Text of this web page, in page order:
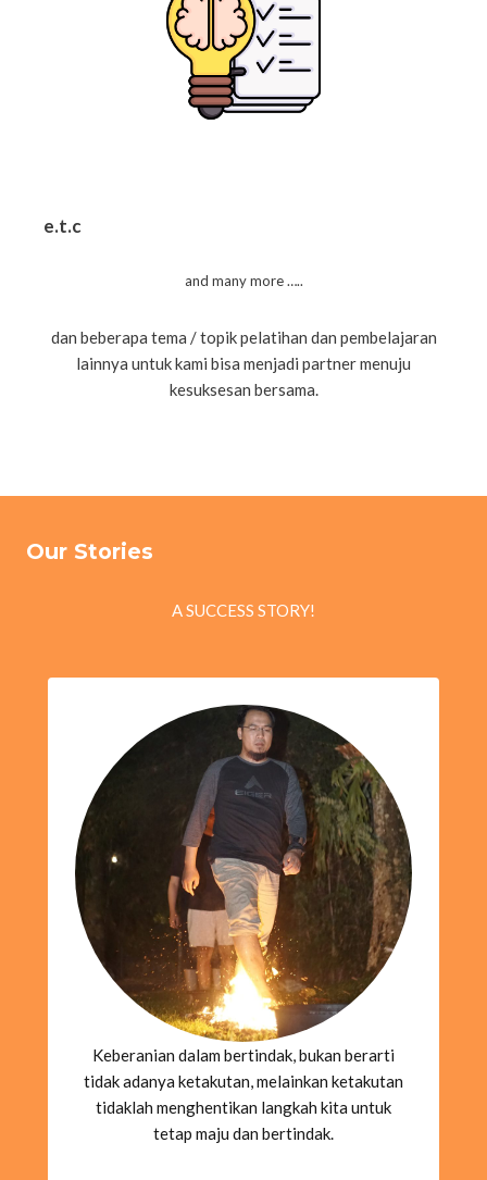
e.t.c
and many more …..
dan beberapa tema / topik pelatihan dan pembelajaran
lainnya untuk kami bisa menjadi partner menuju
kesuksesan bersama.
Our Stories
A SUCCESS STORY!
Keberanian dalam bertindak, bukan berarti
tidak adanya ketakutan, melainkan ketakutan
tidaklah menghentikan langkah kita untuk
tetap maju dan bertindak.